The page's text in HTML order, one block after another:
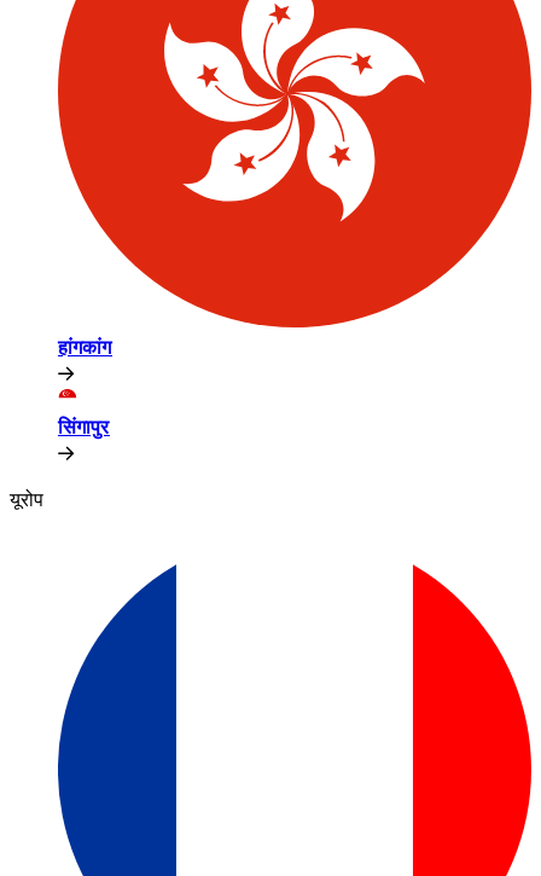
हांगकांग​​
सिंगापुर​​
यूरोप​​